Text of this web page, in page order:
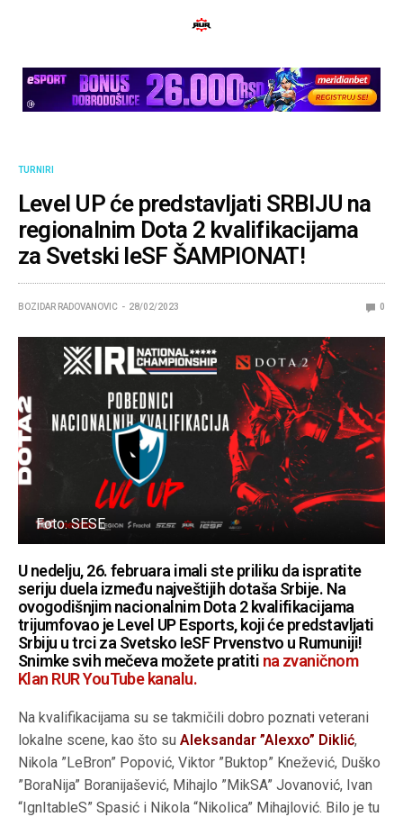
TURNIRI
Level UP će predstavljati SRBIJU na
regionalnim Dota 2 kvalifikacijama
za Svetski IeSF ŠAMPIONAT!
BOZIDAR RADOVANOVIC 28/02/2023 0
Foto: SESE
U nedelju, 26. februara imali ste priliku da ispratite
seriju duela između najveštijih dotaša Srbije. Na
ovogodišnjim nacionalnim Dota 2 kvalifikacijama
trijumfovao je Level UP Esports, koji će predstavljati
Srbiju u trci za Svetsko IeSF Prvenstvo u Rumuniji!
Snimke svih mečeva možete pratiti na zvaničnom
Klan RUR YouTube kanalu.
Na kvalifikacijama su se takmičili dobro poznati veterani
lokalne scene, kao što suAleksandar ”Alexxo” Diklić,
Nikola ”LeBron” Popović, Viktor ”Buktop” Knežević, Duško
”BoraNija” Boranijašević, Mihajlo ”MikSA” Jovanović, Ivan
“IgnItableS” Spasić i Nikola “Nikolica” Mihajlović. Bilo je tu